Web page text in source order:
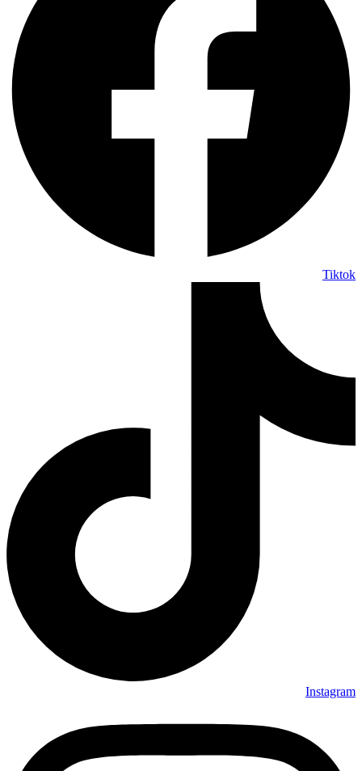
Tiktok
Instagram